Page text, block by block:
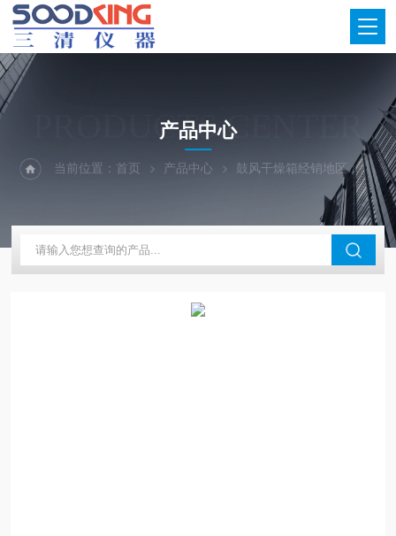
PRODUCTS CENTER
产品中心
当前位置：首页 产品中心 鼓风干燥箱经销地区 安